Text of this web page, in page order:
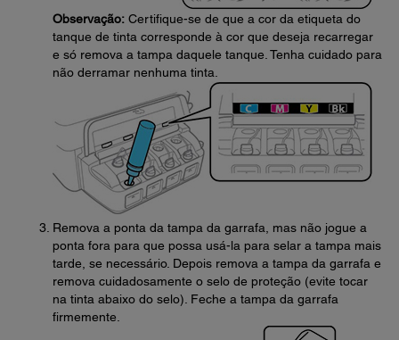
Observação: Certifique-se de que a cor da etiqueta do
tanque de tinta corresponde à cor que deseja recarregar
e só remova a tampa daquele tanque. Tenha cuidado para
não derramar nenhuma tinta.
Remova a ponta da tampa da garrafa, mas não jogue a
ponta fora para que possa usá-la para selar a tampa mais
tarde, se necessário. Depois remova a tampa da garrafa e
remova cuidadosamente o selo de proteção (evite tocar
na tinta abaixo do selo). Feche a tampa da garrafa
firmemente.